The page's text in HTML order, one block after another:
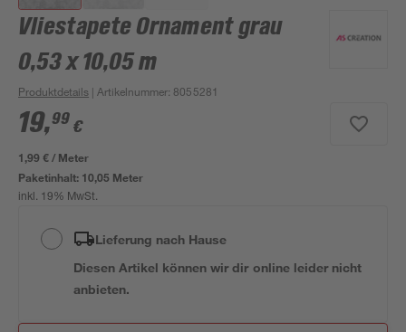
Vliestapete Ornament grau
0,53 x 10,05 m
Produktdetails | Artikelnummer: 8055281
19,99 €
1,99 € / Meter
Paketinhalt: 10,05 Meter
inkl. 19% MwSt.
Lieferung nach Hause
Diesen Artikel können wir dir online leider nicht
anbieten.